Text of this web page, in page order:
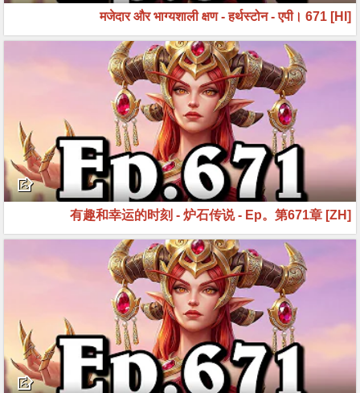
[HI] मजेदार और भाग्यशाली क्षण - हर्थस्टोन - एपी। 671
[ZH] 有趣和幸运的时刻 - 炉石传说 - Ep。第671章